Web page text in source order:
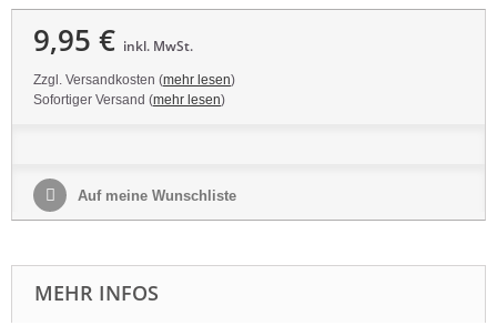
9,95 € inkl. MwSt.
Zzgl. Versandkosten (mehr lesen)
Sofortiger Versand (mehr lesen)
Auf meine Wunschliste
MEHR INFOS